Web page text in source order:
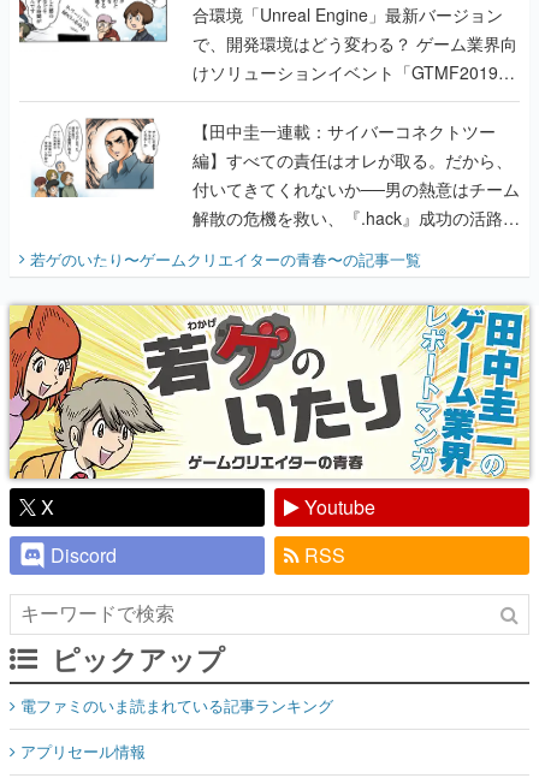
合環境「Unreal Engine」最新バージョン
で、開発環境はどう変わる？ ゲーム業界向
けソリューションイベント「GTMF2019」
に行って、より理解を深めよう【PR】
【田中圭一連載：サイバーコネクトツー
編】すべての責任はオレが取る。だから、
付いてきてくれないか──男の熱意はチーム
解散の危機を救い、『.hack』成功の活路を
開く。業界の快男児・松山 洋に流れる血は
『少年ジャンプ』色だった【若ゲのいた
り】
若ゲのいたり〜ゲームクリエイターの青春〜の記事一覧
X
Youtube
Discord
RSS
ピックアップ
電ファミのいま読まれている記事ランキング
アプリセール情報